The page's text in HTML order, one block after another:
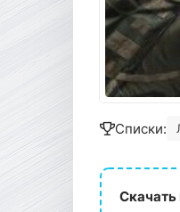
Списки:
Скачать